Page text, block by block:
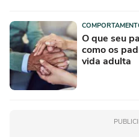
O que seu
como os
vida adulta